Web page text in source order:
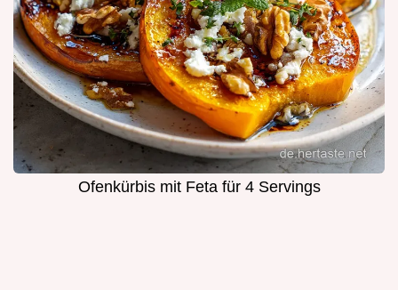
Ofenkürbis mit Feta für 4 Servings